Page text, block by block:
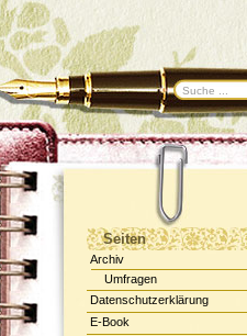
Seiten
Archiv
Umfragen
Datenschutzerklärung
E-Book